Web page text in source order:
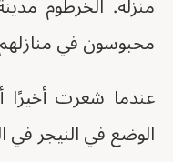
محبوسون في
عندما شعرت أخيرًا
الوضع في النيجر في